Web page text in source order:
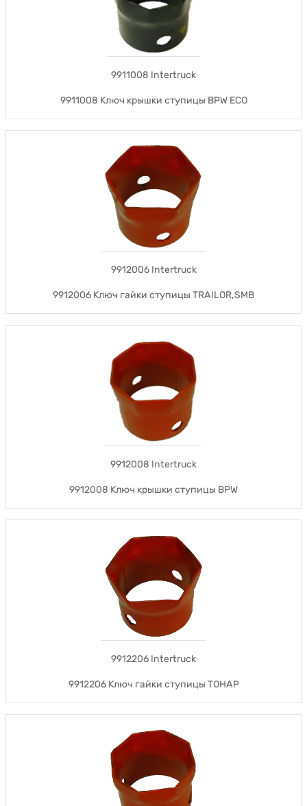
9911008 Intertruck
9911008 Ключ крышки ступицы BPW ECO
9912006 Intertruck
9912006 Ключ гайки ступицы TRAILOR,SMB
9912008 Intertruck
9912008 Ключ крышки ступицы BPW
9912206 Intertruck
9912206 Ключ гайки ступицы ТОНАР